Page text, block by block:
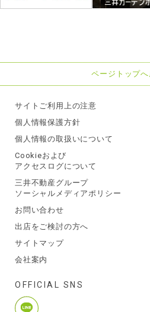
ページトップへ
サイトご利用上の注意
個人情報保護方針
個人情報の取扱いについて
Cookieおよび
アクセスログについて
三井不動産グループ
ソーシャルメディアポリシー
お問い合わせ
出店をご検討の方へ
サイトマップ
会社案内
OFFICIAL SNS